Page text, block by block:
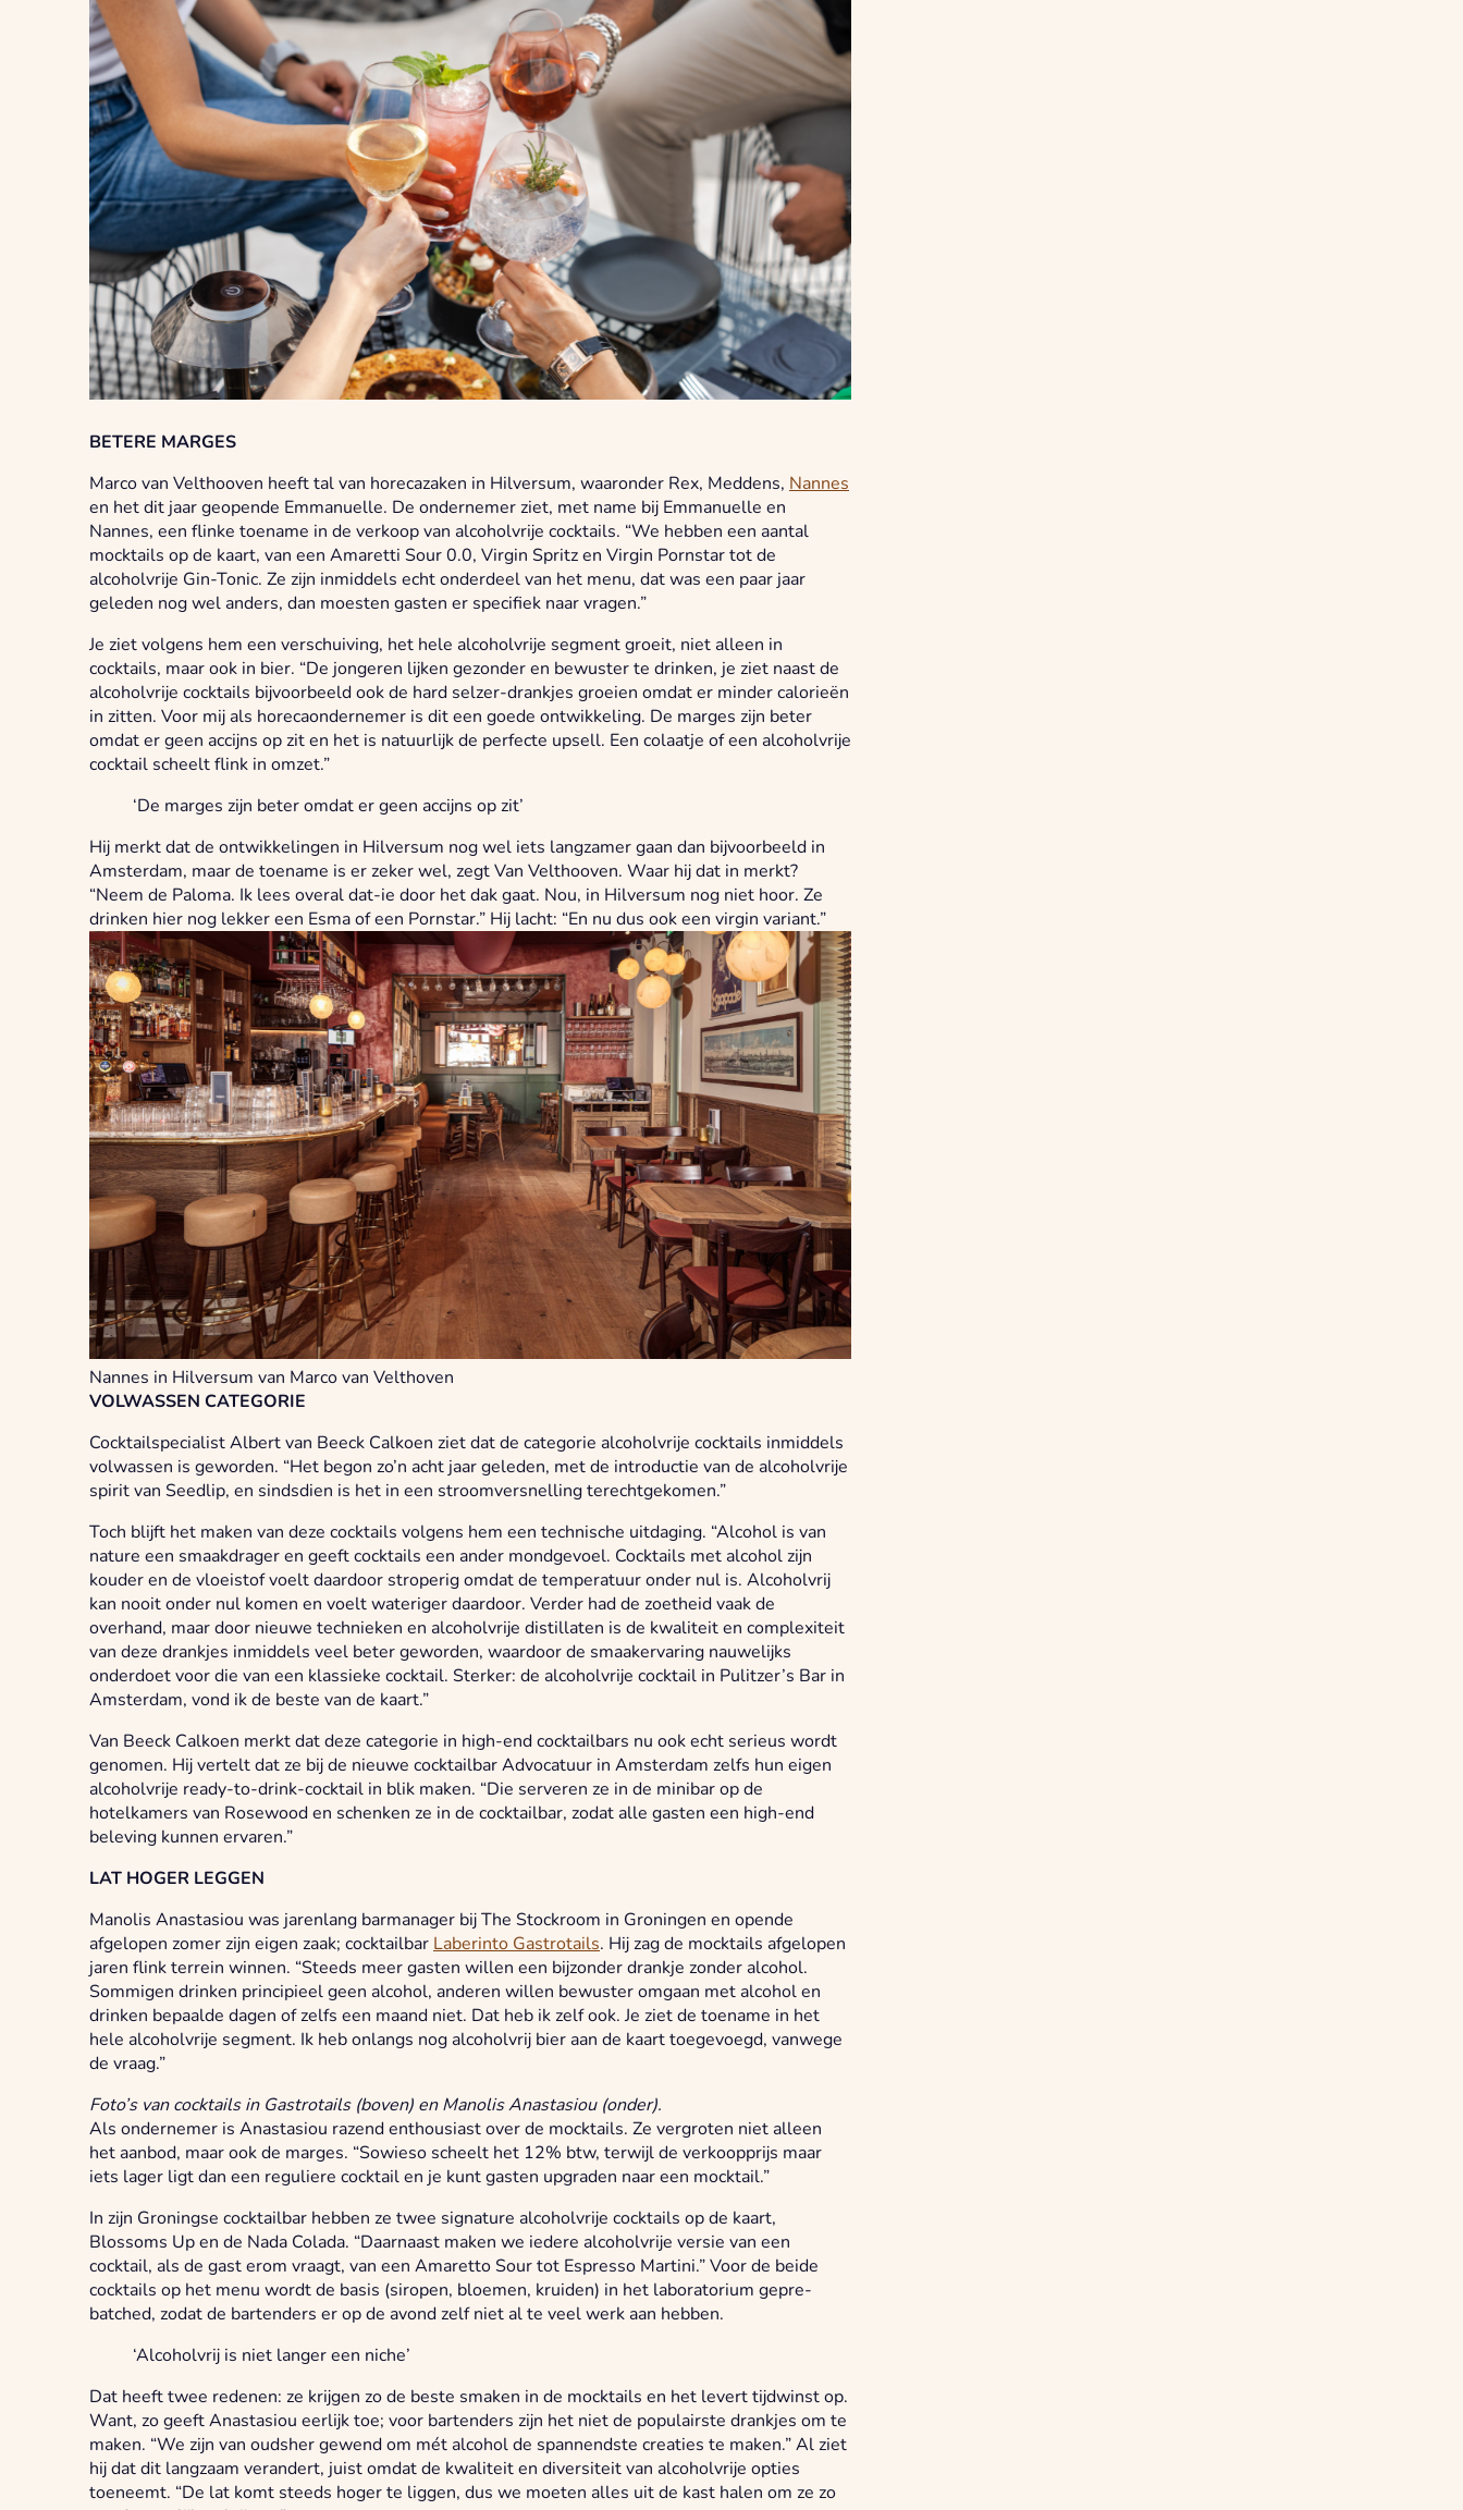
BETERE MARGES
Marco van Velthooven heeft tal van horecazaken in Hilversum, waaronder Rex, Meddens, Nannes
en het dit jaar geopende Emmanuelle. De ondernemer ziet, met name bij Emmanuelle en
Nannes, een flinke toename in de verkoop van alcoholvrije cocktails. “We hebben een aantal
mocktails op de kaart, van een Amaretti Sour 0.0, Virgin Spritz en Virgin Pornstar tot de
alcoholvrije Gin-Tonic. Ze zijn inmiddels echt onderdeel van het menu, dat was een paar jaar
geleden nog wel anders, dan moesten gasten er specifiek naar vragen.”
Je ziet volgens hem een verschuiving, het hele alcoholvrije segment groeit, niet alleen in
cocktails, maar ook in bier. “De jongeren lijken gezonder en bewuster te drinken, je ziet naast de
alcoholvrije cocktails bijvoorbeeld ook de hard selzer-drankjes groeien omdat er minder calorieën
in zitten. Voor mij als horecaondernemer is dit een goede ontwikkeling. De marges zijn beter
omdat er geen accijns op zit en het is natuurlijk de perfecte upsell. Een colaatje of een alcoholvrije
cocktail scheelt flink in omzet.”
‘De marges zijn beter omdat er geen accijns op zit’
Hij merkt dat de ontwikkelingen in Hilversum nog wel iets langzamer gaan dan bijvoorbeeld in
Amsterdam, maar de toename is er zeker wel, zegt Van Velthooven. Waar hij dat in merkt?
“Neem de Paloma. Ik lees overal dat-ie door het dak gaat. Nou, in Hilversum nog niet hoor. Ze
drinken hier nog lekker een Esma of een Pornstar.” Hij lacht: “En nu dus ook een virgin variant.”
Nannes in Hilversum van Marco van Velthoven
VOLWASSEN CATEGORIE
Cocktailspecialist Albert van Beeck Calkoen ziet dat de categorie alcoholvrije cocktails inmiddels
volwassen is geworden. “Het begon zo’n acht jaar geleden, met de introductie van de alcoholvrije
spirit van Seedlip, en sindsdien is het in een stroomversnelling terechtgekomen.”
Toch blijft het maken van deze cocktails volgens hem een technische uitdaging. “Alcohol is van
nature een smaakdrager en geeft cocktails een ander mondgevoel. Cocktails met alcohol zijn
kouder en de vloeistof voelt daardoor stroperig omdat de temperatuur onder nul is. Alcoholvrij
kan nooit onder nul komen en voelt wateriger daardoor. Verder had de zoetheid vaak de
overhand, maar door nieuwe technieken en alcoholvrije distillaten is de kwaliteit en complexiteit
van deze drankjes inmiddels veel beter geworden, waardoor de smaakervaring nauwelijks
onderdoet voor die van een klassieke cocktail. Sterker: de alcoholvrije cocktail in Pulitzer’s Bar in
Amsterdam, vond ik de beste van de kaart.”
Van Beeck Calkoen merkt dat deze categorie in high-end cocktailbars nu ook echt serieus wordt
genomen. Hij vertelt dat ze bij de nieuwe cocktailbar Advocatuur in Amsterdam zelfs hun eigen
alcoholvrije ready-to-drink-cocktail in blik maken. “Die serveren ze in de minibar op de
hotelkamers van Rosewood en schenken ze in de cocktailbar, zodat alle gasten een high-end
beleving kunnen ervaren.”
LAT HOGER LEGGEN
Manolis Anastasiou was jarenlang barmanager bij The Stockroom in Groningen en opende
afgelopen zomer zijn eigen zaak; cocktailbar Laberinto Gastrotails. Hij zag de mocktails afgelopen
jaren flink terrein winnen. “Steeds meer gasten willen een bijzonder drankje zonder alcohol.
Sommigen drinken principieel geen alcohol, anderen willen bewuster omgaan met alcohol en
drinken bepaalde dagen of zelfs een maand niet. Dat heb ik zelf ook. Je ziet de toename in het
hele alcoholvrije segment. Ik heb onlangs nog alcoholvrij bier aan de kaart toegevoegd, vanwege
de vraag.”
Foto’s van cocktails in Gastrotails (boven) en Manolis Anastasiou (onder).
Als ondernemer is Anastasiou razend enthousiast over de mocktails. Ze vergroten niet alleen
het aanbod, maar ook de marges. “Sowieso scheelt het 12% btw, terwijl de verkoopprijs maar
iets lager ligt dan een reguliere cocktail en je kunt gasten upgraden naar een mocktail.”
In zijn Groningse cocktailbar hebben ze twee signature alcoholvrije cocktails op de kaart,
Blossoms Up en de Nada Colada. “Daarnaast maken we iedere alcoholvrije versie van een
cocktail, als de gast erom vraagt, van een Amaretto Sour tot Espresso Martini.” Voor de beide
cocktails op het menu wordt de basis (siropen, bloemen, kruiden) in het laboratorium gepre-
batched, zodat de bartenders er op de avond zelf niet al te veel werk aan hebben.
‘Alcoholvrij is niet langer een niche’
Dat heeft twee redenen: ze krijgen zo de beste smaken in de mocktails en het levert tijdwinst op.
Want, zo geeft Anastasiou eerlijk toe; voor bartenders zijn het niet de populairste drankjes om te
maken. “We zijn van oudsher gewend om mét alcohol de spannendste creaties te maken.” Al ziet
hij dat dit langzaam verandert, juist omdat de kwaliteit en diversiteit van alcoholvrije opties
toeneemt. “De lat komt steeds hoger te liggen, dus we moeten alles uit de kast halen om ze zo